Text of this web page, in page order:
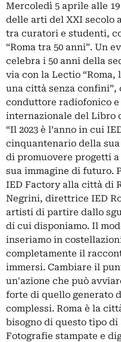
Mercoledì 5 aprile alle
delle arti del XXI secolo
tra curatori e studenti,
“Roma tra 50 anni”. Un
celebra i 50 anni della
via con la Lectio
una città senza
conduttore radiofonico
internazionale del Libro
“Il 2023 è l’anno in cui
cinquantenario della
di promuovere progetti
sua immagine di futuro.
IED Factory alla città di
Negrini, direttrice IED
artisti di partire dallo
di cui disponiamo. Il
inseriamo in
completamente il
immersi. Cambiare il
un'azione che può
forte di quello generato
complessi. Roma è la
bisogno di questo tipo di
Fotografie stampate e